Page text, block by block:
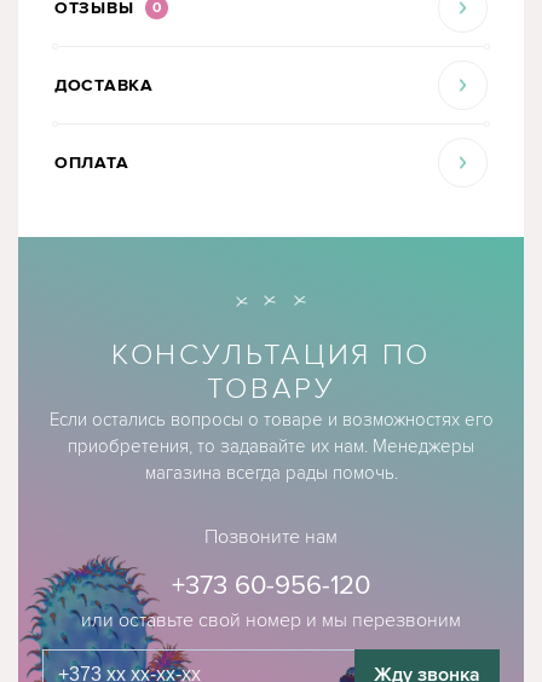
ОТЗЫВЫ 0
ДОСТАВКА
ОПЛАТА
КОНСУЛЬТАЦИЯ ПО
ТОВАРУ
Если остались вопросы о товаре и возможностях его
приобретения, то задавайте их нам. Менеджеры
магазина всегда рады помочь.
Позвоните нам
или оставьте свой номер и мы перезвоним
+373 60-956-120
Жду звонка